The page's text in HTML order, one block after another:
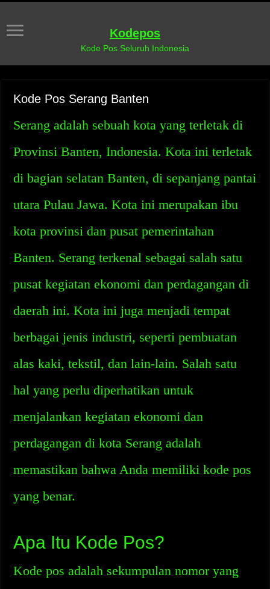
Kodepos
Kode Pos Seluruh Indonesia
Kode Pos Serang Banten
Serang adalah sebuah kota yang terletak di
Provinsi Banten, Indonesia. Kota ini terletak
di bagian selatan Banten, di sepanjang pantai
utara Pulau Jawa. Kota ini merupakan ibu
kota provinsi dan pusat pemerintahan
Banten. Serang terkenal sebagai salah satu
pusat kegiatan ekonomi dan perdagangan di
daerah ini. Kota ini juga menjadi tempat
berbagai jenis industri, seperti pembuatan
alas kaki, tekstil, dan lain-lain. Salah satu
hal yang perlu diperhatikan untuk
menjalankan kegiatan ekonomi dan
perdagangan di kota Serang adalah
memastikan bahwa Anda memiliki kode pos
yang benar.
Apa Itu Kode Pos?
Kode pos adalah sekumpulan nomor yang